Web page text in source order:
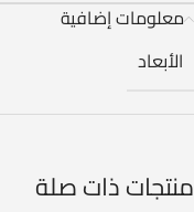
معلومات إضافية
الأبعاد
منتجات ذات صلة